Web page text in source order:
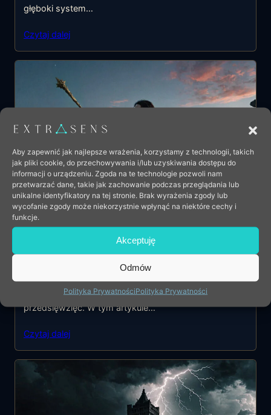
Aby zapewnić jak najlepsze wrażenia, korzystamy z technologii, takich
jak pliki cookie, do przechowywania i/lub uzyskiwania dostępu do
informacji o urządzeniu. Zgoda na te technologie pozwoli nam
przetwarzać dane, takie jak zachowanie podczas przeglądania lub
unikalne identyfikatory na tej stronie. Brak wyrażenia zgody lub
wycofanie zgody może niekorzystnie wpłynąć na niektóre cechy i
funkcje.
Akceptuję
Odmów
Polityka PrywatnościPolityka Prywatności
głęboki system…
Czytaj dalej
Tarot: Mag – połączenie z innymi kartami
Mag to karta tarota, która reprezentuje siłę twórczą,
zdolność do manifestacji i początek nowych
przedsięwzięć. W tym artykule…
Czytaj dalej